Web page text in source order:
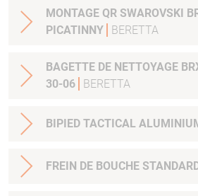
MONTAGE QR SWAROVSKI
PICATINNY
BERETTA
BAGETTE DE NETTOYAGE
30-06
BERETTA
BIPIED TACTICAL
FREIN DE BOUCHE